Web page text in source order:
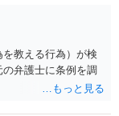
び出しの可能性は
ょう。
教える行為）が検
弁護士に条例を調